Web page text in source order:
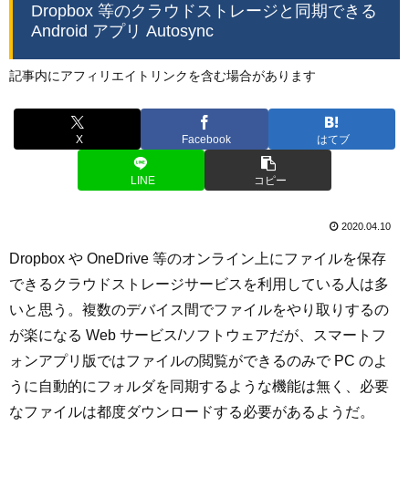
Dropbox 等のクラウドストレージと同期できる
Android アプリ Autosync
記事内にアフィリエイトリンクを含む場合があります
X Facebook はてブ
LINE コピー
2020.04.10
Dropbox や OneDrive 等のオンライン上にファイルを保存
できるクラウドストレージサービスを利用している人は多
いと思う。複数のデバイス間でファイルをやり取りするの
が楽になる Web サービス/ソフトウェアだが、スマートフ
ォンアプリ版ではファイルの閲覧ができるのみで PC のよ
うに自動的にフォルダを同期するような機能は無く、必要
なファイルは都度ダウンロードする必要があるようだ。